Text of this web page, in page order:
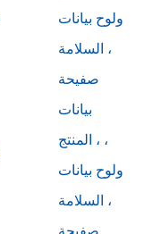
ولوح بيانات
السلامة ،
صفيحة
بيانات
المنتج ، ،
ولوح بيانات
السلامة ،
صفيحة